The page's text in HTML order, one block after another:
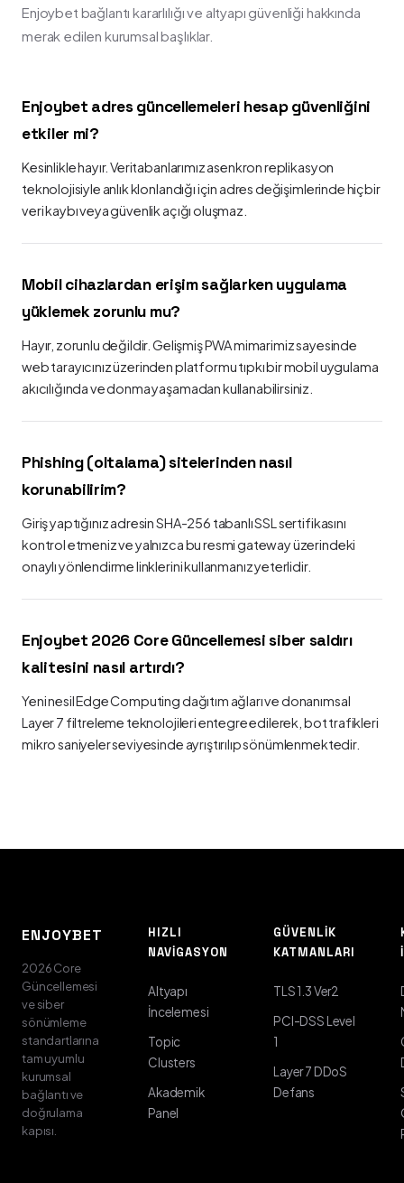
Enjoybet bağlantı kararlılığı ve altyapı güvenliği hakkında
merak edilen kurumsal başlıklar.
Enjoybet adres güncellemeleri hesap güvenliğini
etkiler mi?
Kesinlikle hayır. Veritabanlarımız asenkron replikasyon
teknolojisiyle anlık klonlandığı için adres değişimlerinde hiçbir
veri kaybı veya güvenlik açığı oluşmaz.
Mobil cihazlardan erişim sağlarken uygulama
yüklemek zorunlu mu?
Hayır, zorunlu değildir. Gelişmiş PWA mimarimiz sayesinde
web tarayıcınız üzerinden platformu tıpkı bir mobil uygulama
akıcılığında ve donma yaşamadan kullanabilirsiniz.
Phishing (oltalama) sitelerinden nasıl
korunabilirim?
Giriş yaptığınız adresin SHA-256 tabanlı SSL sertifikasını
kontrol etmeniz ve yalnızca bu resmi gateway üzerindeki
onaylı yönlendirme linklerini kullanmanız yeterlidir.
Enjoybet 2026 Core Güncellemesi siber saldırı
kalitesini nasıl artırdı?
Yeni nesil Edge Computing dağıtım ağları ve donanımsal
Layer 7 filtreleme teknolojileri entegre edilerek, bot trafikleri
mikro saniyeler seviyesinde ayrıştırılıp sönümlenmektedir.
ENJOYBET
2026 Core
Güncellemesi
ve siber
sönümleme
standartlarına
tam uyumlu
kurumsal
bağlantı ve
doğrulama
kapısı.
HIZLI
NAVIGASYON
Altyapı
İncelemesi
Topic
Clusters
Akademik
Panel
GÜVENLIK
KATMANLARI
TLS 1.3 Ver2
PCI-DSS Level
1
Layer 7 DDoS
Defans